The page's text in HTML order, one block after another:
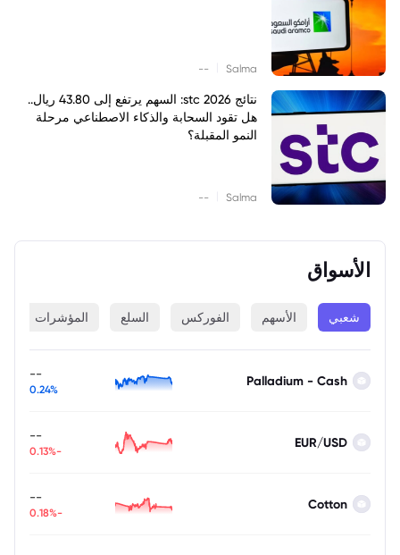
Salma
--
نتائج stc 2026: السهم يرتفع إلى 43.80 ريال..
هل تقود السحابة والذكاء الاصطناعي مرحلة
النمو المقبلة؟
Salma
--
الأسواق
شعبي الأسهم الفوركس السلع المؤشرات
Palladium - Cash
--
0.24%
EUR/USD
--
-0.13%
Cotton
--
-0.18%